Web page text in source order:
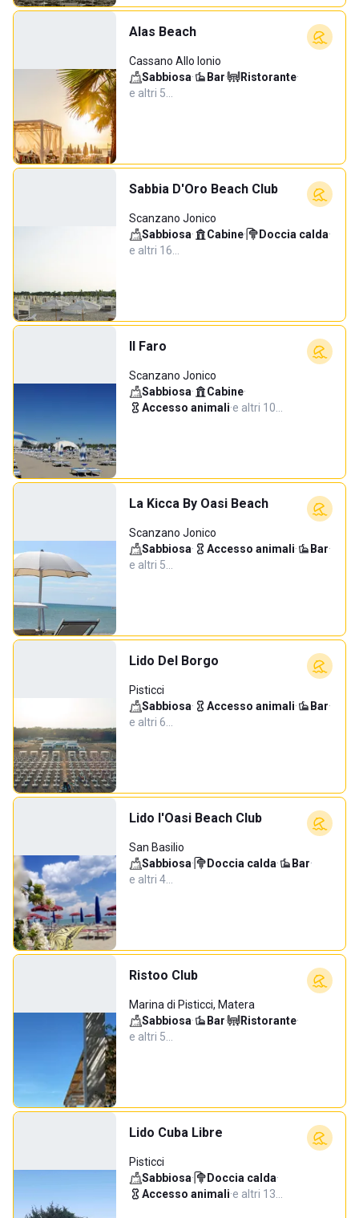
Alas Beach
Cassano Allo Ionio
Sabbiosa· Bar· Ristorante·
e altri 5…
Sabbia D'Oro Beach Club
Scanzano Jonico
Sabbiosa· Cabine· Doccia calda·
e altri 16…
Il Faro
Scanzano Jonico
Sabbiosa· Cabine·
Accesso animali·e altri 10…
La Kicca By Oasi Beach
Scanzano Jonico
Sabbiosa· Accesso animali· Bar·
e altri 5…
Lido Del Borgo
Pisticci
Sabbiosa· Accesso animali· Bar·
e altri 6…
Lido l'Oasi Beach Club
San Basilio
Sabbiosa· Doccia calda· Bar·
e altri 4…
Ristoo Club
Marina di Pisticci, Matera
Sabbiosa· Bar· Ristorante·
e altri 5…
Lido Cuba Libre
Pisticci
Sabbiosa· Doccia calda·
Accesso animali·e altri 13…